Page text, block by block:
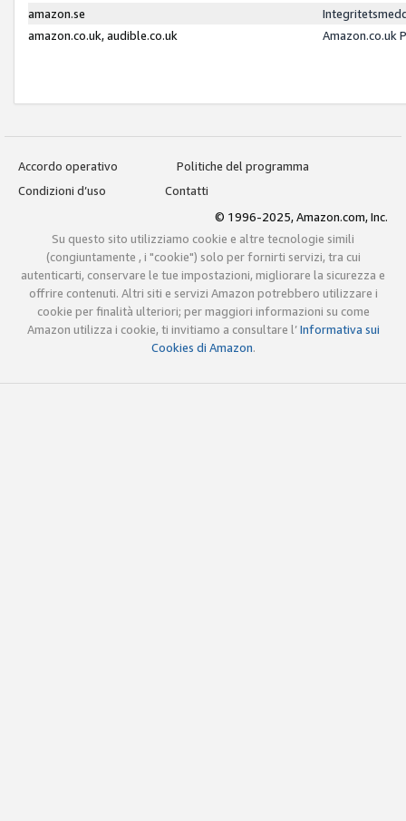
amazon.se
amazon.co.uk, audible.co.uk
Amazon.co.uk
Accordo operativo
Politiche del programma
Condizioni d’uso
Contatti
© 1996-2025, Amazon.com, Inc.
Su questo sito utilizziamo cookie e altre tecnologie simili
(congiuntamente , i "cookie") solo per fornirti servizi, tra cui
autenticarti, conservare le tue impostazioni, migliorare la sicurezza e
offrire contenuti. Altri siti e servizi Amazon potrebbero utilizzare i
cookie per finalità ulteriori; per maggiori informazioni su come
Amazon utilizza i cookie, ti invitiamo a consultare l’Informativa sui
Cookies di Amazon.